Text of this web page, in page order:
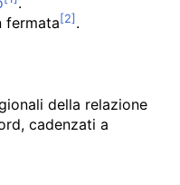
fermata
.
della relazione
cadenzati a